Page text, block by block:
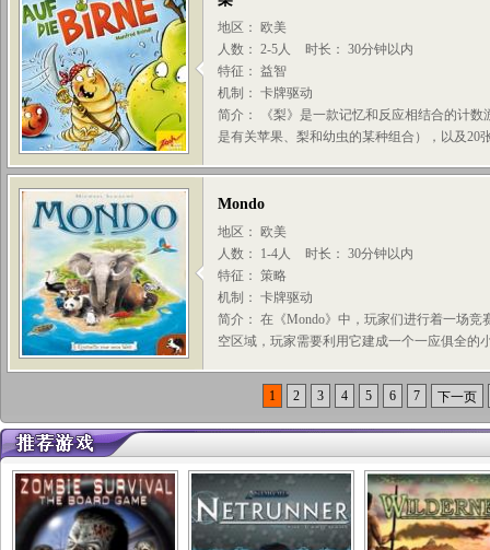
地区： 欧美
人数： 2-5人
时长： 30分钟以内
特征： 益智
机制： 卡牌驱动
简介： 《梨》是一款记忆和反应相结合的计
是有关苹果、梨和幼虫的某种组合），以及20
Mondo
地区： 欧美
人数： 1-4人
时长： 30分钟以内
特征： 策略
机制： 卡牌驱动
简介： 在《Mondo》中，玩家们进行着一场
空区域，玩家需要利用它建成一个一应俱全的
1 2 3 4 5 6 7 下一页